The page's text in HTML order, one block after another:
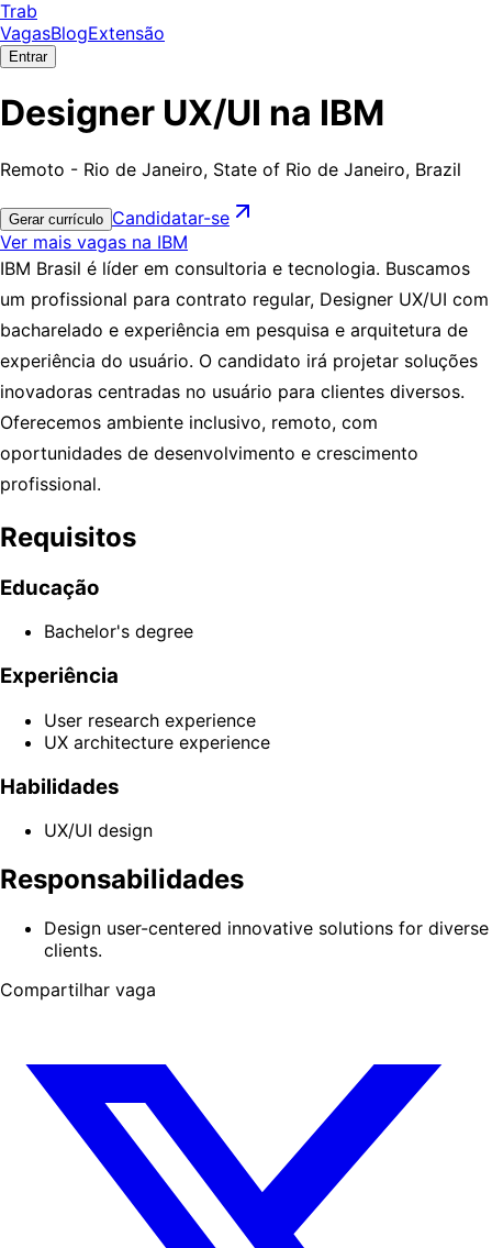
Trab
VagasBlogExtensão
Entrar
Designer UX/UI na IBM
Remoto - Rio de Janeiro, State of Rio de Janeiro, Brazil
Gerar currículo Candidatar-se
Ver mais vagas na IBM
IBM Brasil é líder em consultoria e tecnologia. Buscamos
um profissional para contrato regular, Designer UX/UI com
bacharelado e experiência em pesquisa e arquitetura de
experiência do usuário. O candidato irá projetar soluções
inovadoras centradas no usuário para clientes diversos.
Oferecemos ambiente inclusivo, remoto, com
oportunidades de desenvolvimento e crescimento
profissional.
Requisitos
Educação
Bachelor's degree
Experiência
User research experience
UX architecture experience
Habilidades
UX/UI design
Responsabilidades
Design user-centered innovative solutions for diverse
clients.
Compartilhar vaga